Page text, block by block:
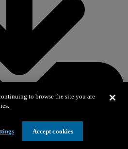
– Portátil pequeño (1024x768)
to browse the site you are
Accept cookies